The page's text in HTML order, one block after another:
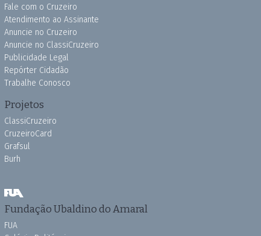
Fale com o Cruzeiro
Atendimento ao Assinante
Anuncie no Cruzeiro
Anuncie no ClassiCruzeiro
Publicidade Legal
Repórter Cidadão
Trabalhe Conosco
Projetos
ClassiCruzeiro
CruzeiroCard
Grafsul
Burh
Fundação Ubaldino do Amaral
FUA